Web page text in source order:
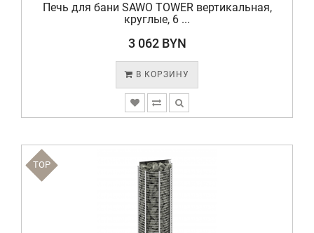
Печь для бани SAWO TOWER вертикальная,
круглые, 6 ...
3 062 BYN
В КОРЗИНУ
TOP